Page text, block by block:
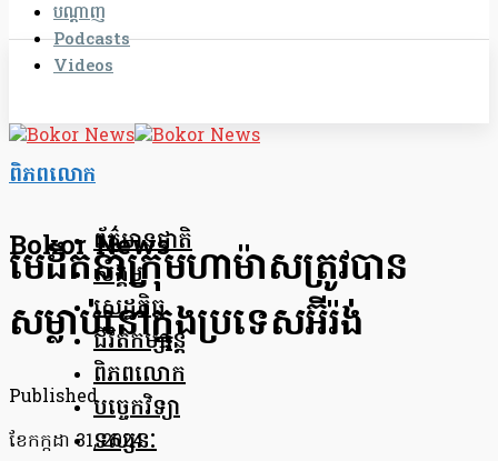
បណ្តាញ
Podcasts
Videos
Bokor News
ព័ត៌មានជាតិ
សង្គម
សេដ្ឋកិច្ច
ជីវិតកម្សាន្ត
ពិភពលោក
បច្ចេកវិទ្យា
ទស្សនៈ
ពិភពលោក
មេដឹកនាំក្រុមហាម៉ាសត្រូវបាន
សម្លាប់​នៅក្នុងប្រទេស​អ៊ីរ៉ង់
Published
ខែ​កក្កដា 31, 2024